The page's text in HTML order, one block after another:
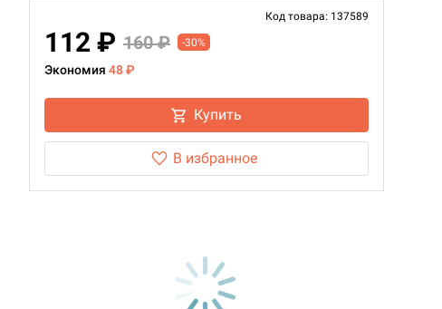
Код товара: 137589
112 ₽ 160 ₽ -30%
Экономия 48 ₽
Купить
В избранное